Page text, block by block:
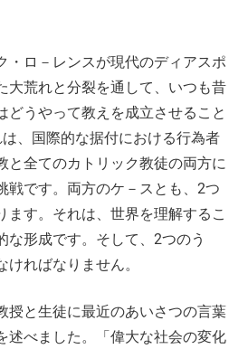
・ロ－レンスが現代のディアスポ
大荒れと分裂を通して、いつも昔
どうやって教えを成立させること
は、国際的な据付における行為者
と全てのカトリック教徒の両方に
戦です。両方のケ－スとも、2つ
ます。それは、世界を理解するこ
な形成です。そして、2つのう
ればなりません。
授と生徒に最近のあいさつの言葉
述べました。「偉大な社会の変化